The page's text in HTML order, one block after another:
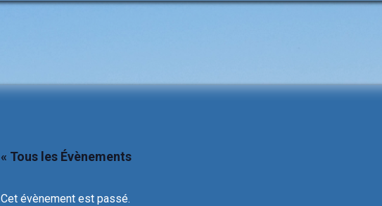
« Tous les Évènements
Cet évènement est passé.